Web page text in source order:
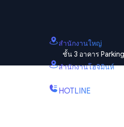
สำนักงานใหญ่
ชั้น 3 อาคาร
สํานักงานโฮจิมินห์
HOTLINE